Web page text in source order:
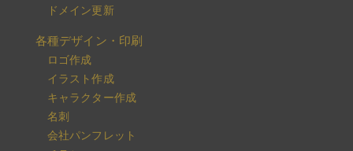
ドメイン更新
各種デザイン・印刷
ロゴ作成
イラスト作成
キャラクター作成
名刺
会社パンフレット